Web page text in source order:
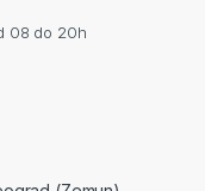
08 do 20h